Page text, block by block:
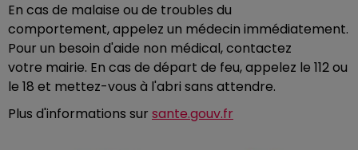
En cas de malaise ou de troubles du
comportement, appelez un médecin immédiatement.
Pour un besoin d'aide non médical, contactez
votre mairie. En cas de départ de feu, appelez le 112 ou
le 18 et mettez-vous à l'abri sans attendre.
Plus d'informations sur sante.gouv.fr